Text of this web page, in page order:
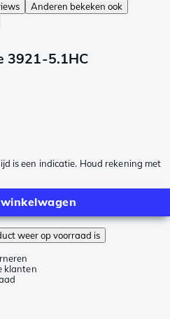
Anderen bekeken ook
3921-5.1HC
is een indicatie. Houd rekening met
weer op voorraad is
klanten